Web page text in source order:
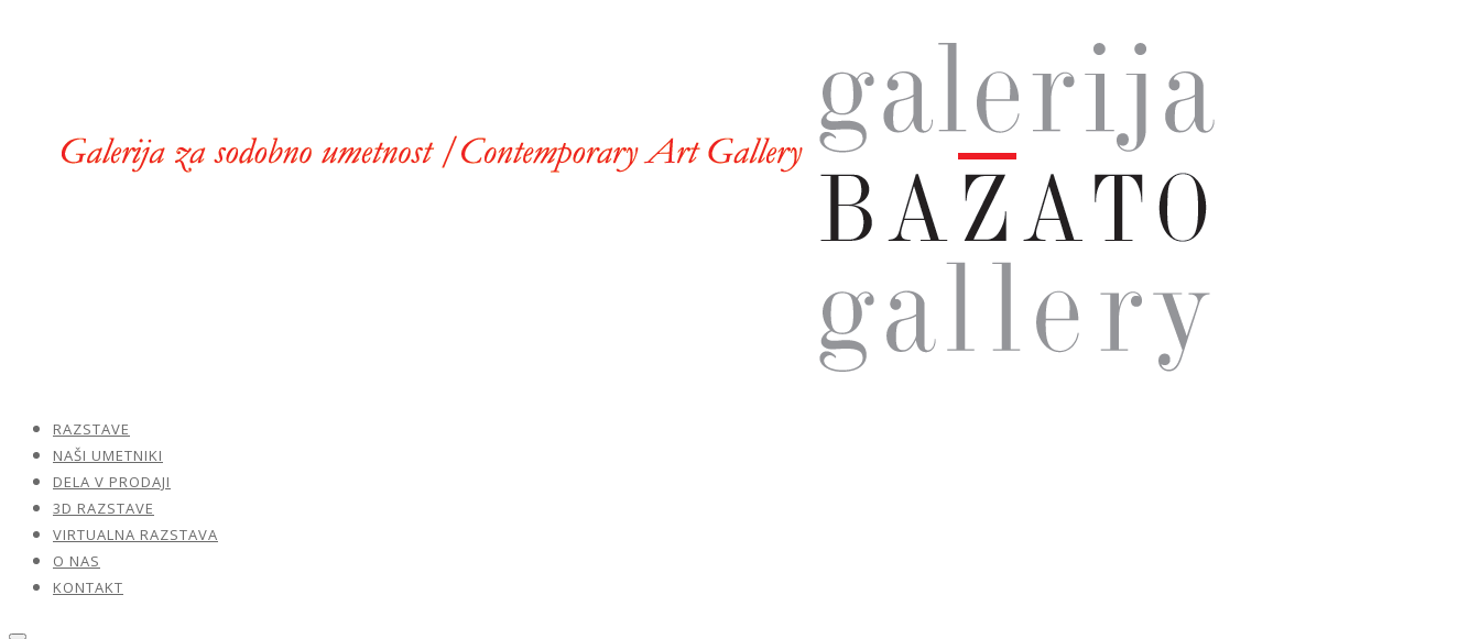
RAZSTAVE
NAŠI UMETNIKI
DELA V PRODAJI
3D RAZSTAVE
VIRTUALNA RAZSTAVA
O NAS
KONTAKT